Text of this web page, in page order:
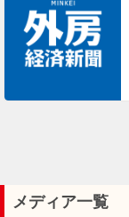
メディア一覧